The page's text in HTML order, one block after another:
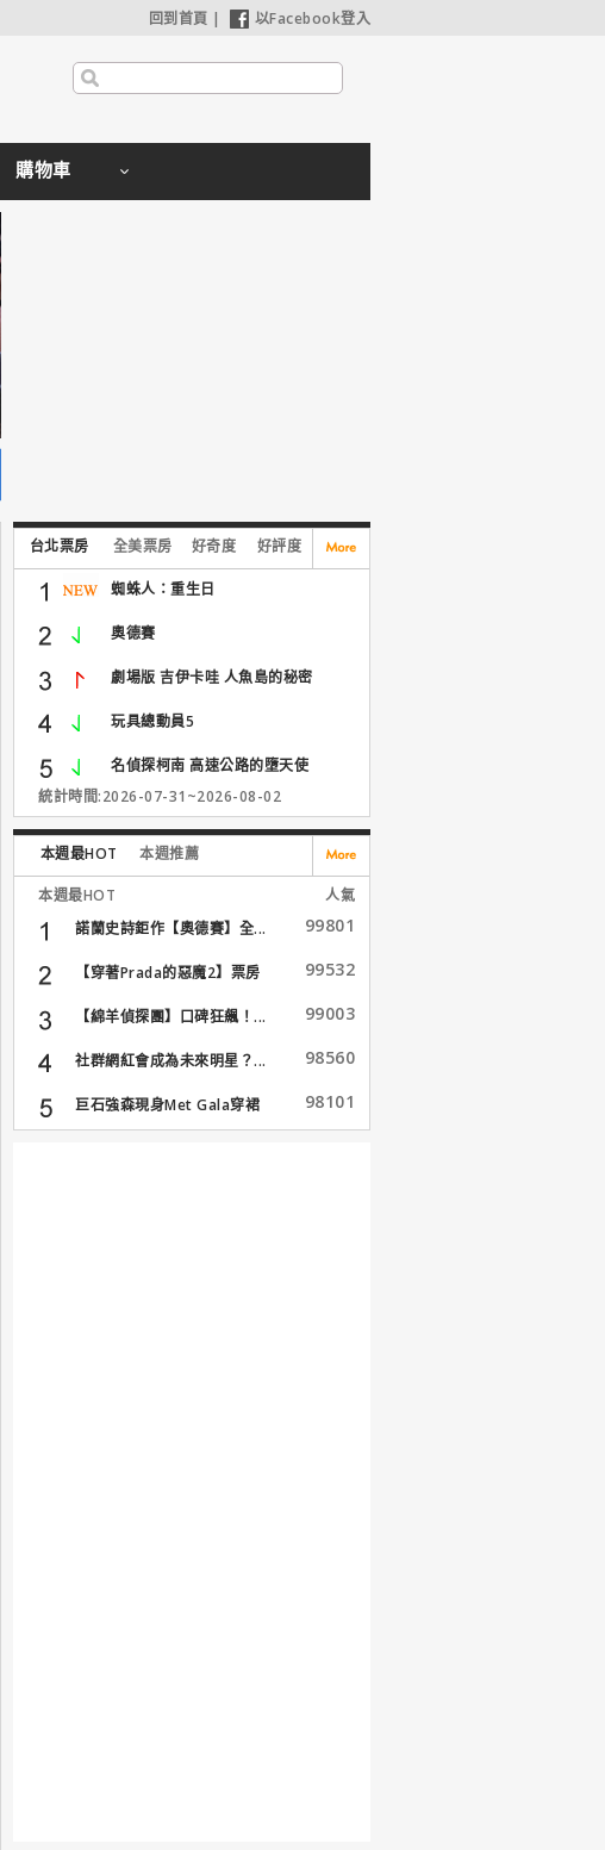
回到首頁 | 以Facebook登入
購物車
台北票房 全美票房 好奇度 好評度
蜘蛛人：重生日
奧德賽
劇場版 吉伊卡哇 人魚島的秘密
玩具總動員5
名偵探柯南 高速公路的墮天使
統計時間:2026-07-31~2026-08-02
本週最HOT 本週推薦
本週最HOT
人氣
諾蘭史詩鉅作【奧德賽】全...
99801
【穿著Prada的惡魔2】票房
99532
【綿羊偵探團】口碑狂飆！... 99003
社群網紅會成為未來明星？... 98560
巨石強森現身Met Gala穿裙
子...
98101